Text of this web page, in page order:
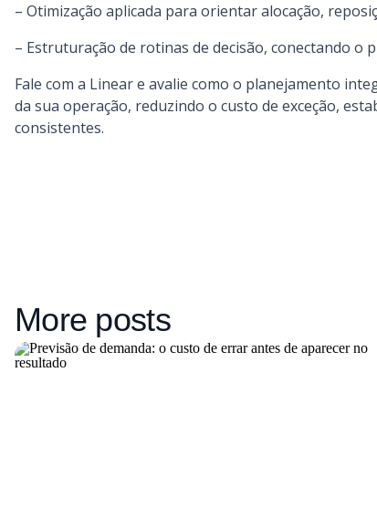
– Otimização aplicada para orientar alocação,
– Estruturação de rotinas de decisão, conectando o
Fale com a Linear e avalie como o planejamento
da sua operação, reduzindo o custo de exceção,
consistentes.
More posts